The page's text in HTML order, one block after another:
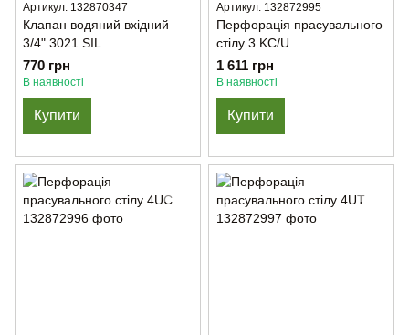
Артикул: 132870347
Клапан водяний вхідний
3/4" 3021 SIL
770 грн
В наявності
Купити
Артикул: 132872995
Перфорація прасувального
стілу 3 KC/U
1 611 грн
В наявності
Купити